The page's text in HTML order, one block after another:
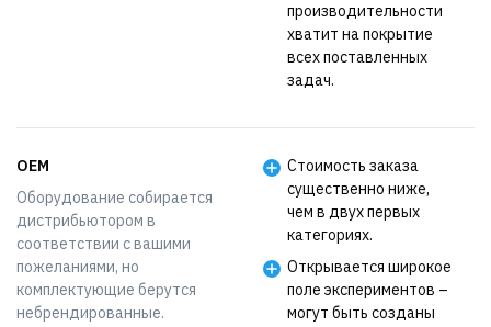
производительности
хватит на покрытие
всех поставленных
задач.
OEM
Оборудование собирается
дистрибьютором в
соответствии с вашими
пожеланиями, но
комплектующие берутся
небрендированные.
Стоимость заказа
существенно ниже,
чем в двух первых
категориях.
Открывается широкое
поле экспериментов –
могут быть созданы